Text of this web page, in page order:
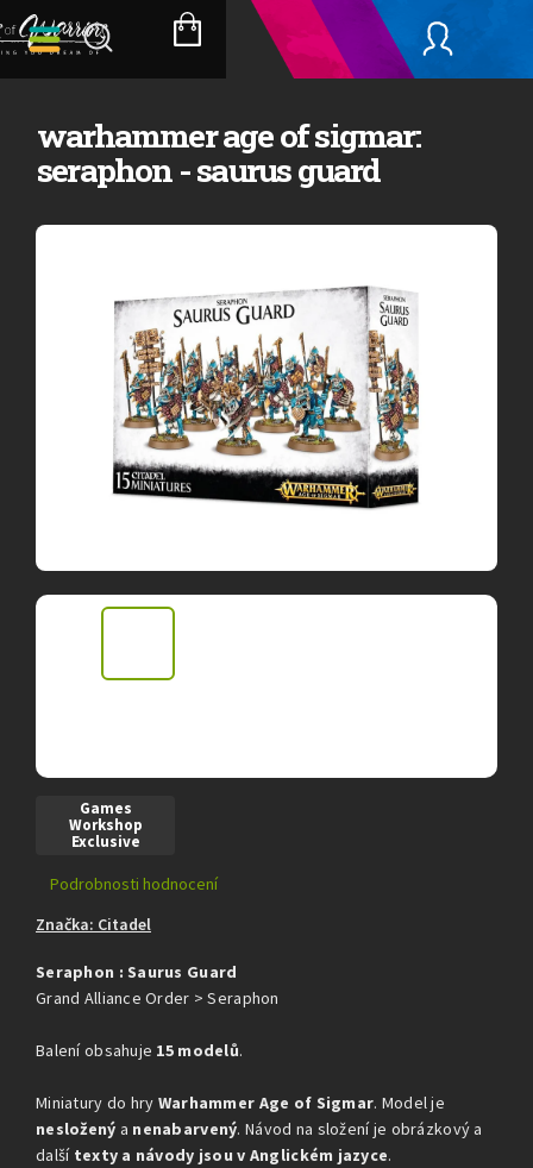
Přejít
na
obsah
NÁKUPNÍ
KOŠÍK
warhammer age of sigmar:
seraphon - saurus guard
Games
Workshop
Exclusive
Průměrné
produktu
0,0
z
hvězdiček.
Podrobnosti hodnocení
Značka: Citadel
Seraphon : Saurus Guard
Grand Alliance Order > Seraphon
Balení obsahuje 15 modelů.
Miniatury do hry Warhammer Age of Sigmar. Model je
nesložený a nenabarvený. Návod na složení je obrázkový a
další texty a návody jsou v Anglickém jazyce.